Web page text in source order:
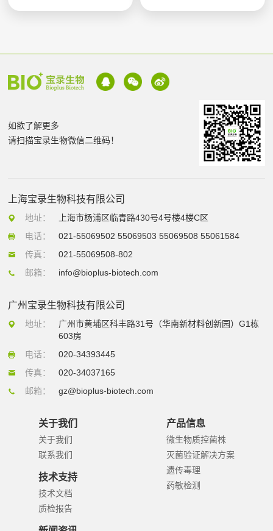
如欲了解更多
请扫描宝录生物微信二维码！
上海宝录生物科技有限公司
地址：
上海市杨浦区临青路430号4号楼4楼C区
电话：
021-55069502 55069503 55069508 55061584
传真：
021-55069508-802
邮箱：
info@bioplus-biotech.com
广州宝录生物科技有限公司
地址：
广州市黄埔区科丰路31号（华南新材料创新园）G1栋
603房
电话：
020-34393445
传真：
020-34037165
邮箱：
gz@bioplus-biotech.com
关于我们
关于我们
联系我们
技术支持
技术文档
质检报告
产品信息
微生物质控菌株
灭菌验证解决方案
遗传毒理
药敏检测